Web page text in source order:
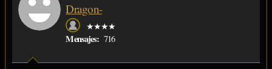
Dragon-
★★★★
Mensajes: 716